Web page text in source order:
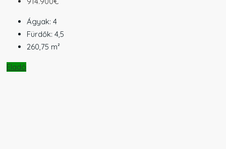
Ágyak: 4
Fürdők: 4,5
260,75 m²
Eladó